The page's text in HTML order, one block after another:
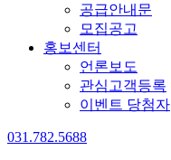
공급안내문
모집공고
홍보센터
언론보도
관심고객등록
이벤트 당첨자
031.782.5688